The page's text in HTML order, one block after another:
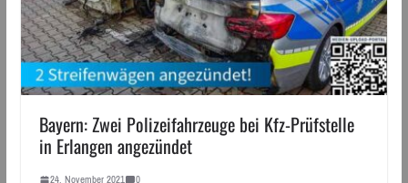
Bayern: Zwei Polizeifahrzeuge bei Kfz-Prüfstelle
in Erlangen angezündet